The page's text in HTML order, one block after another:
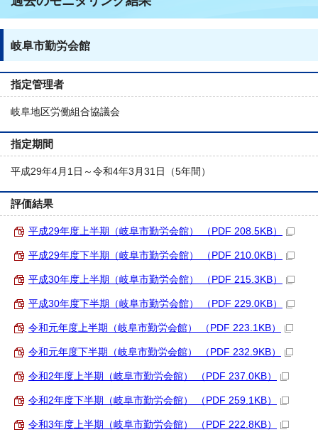
岐阜市勤労会館
指定管理者
岐阜地区労働組合協議会
指定期間
平成29年4月1日～令和4年3月31日（5年間）
評価結果
平成29年度上半期（岐阜市勤労会館） （PDF 208.5KB）
平成29年度下半期（岐阜市勤労会館） （PDF 210.0KB）
平成30年度上半期（岐阜市勤労会館） （PDF 215.3KB）
平成30年度下半期（岐阜市勤労会館） （PDF 229.0KB）
令和元年度上半期（岐阜市勤労会館） （PDF 223.1KB）
令和元年度下半期（岐阜市勤労会館） （PDF 232.9KB）
令和2年度上半期（岐阜市勤労会館） （PDF 237.0KB）
令和2年度下半期（岐阜市勤労会館） （PDF 259.1KB）
令和3年度上半期（岐阜市勤労会館） （PDF 222.8KB）